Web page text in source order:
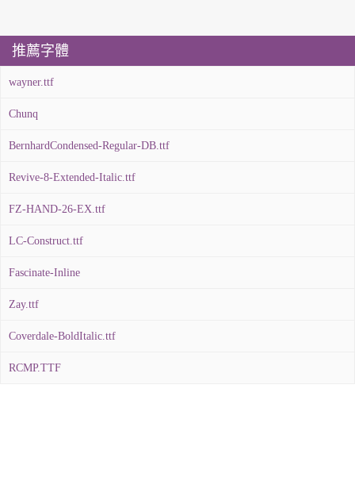
推薦字體
wayner.ttf
Chunq
BernhardCondensed-Regular-DB.ttf
Revive-8-Extended-Italic.ttf
FZ-HAND-26-EX.ttf
LC-Construct.ttf
Fascinate-Inline
Zay.ttf
Coverdale-BoldItalic.ttf
RCMP.TTF